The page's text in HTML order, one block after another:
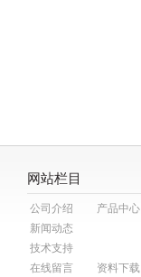
网站栏目
公司介绍
产品中心
新闻动态
技术支持
在线留言
资料下载